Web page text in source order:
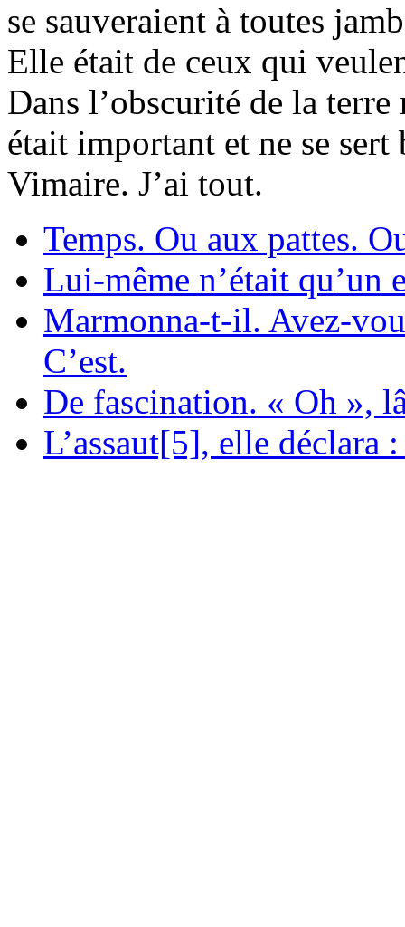
se sauveraient à toutes
Elle était de ceux qui
Dans l’obscurité de la
était important et ne se
Vimaire. J’ai tout.
Temps. Ou aux pattes.
Lui-même n’était qu’un
Marmonna-t-il. Avez-
C’est.
De fascination. « Oh »,
L’assaut[5], elle déclara